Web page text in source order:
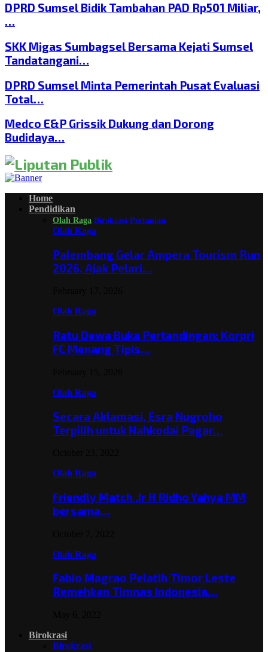
DPRD Sumsel Bidik Tambahan PAD Rp501 Miliar,
…
SKK Migas Sumbagsel Bersama Kejati Sumsel
Tandatangani…
DPRD Sumsel Minta Pemerintah Pusat Evaluasi
Total…
Medco E&P Grissik Dukung dan Dorong
Budidaya…
Home
Pendidikan
Olah Raga Birokrasi Pertanian
Olah Raga
Palembang Gelar Ampera Tourism Run
2026, Ajak Pelari…
Olah Raga
Ratu Dewa Buka Pertandingan: Korpri
FC Menang Tipis…
Olah Raga
Secara Aklamasi, Esra Nugroho
Terpilih untuk Nahkodai Pagar…
Olah Raga
Friendly Match ,Ir H Ridho Yahya MM
bersama…
Olah Raga
Fabio Magrao Pelatih Timor Leste
Remehkan Timnas Indonesia…
Birokrasi
Birokrasi